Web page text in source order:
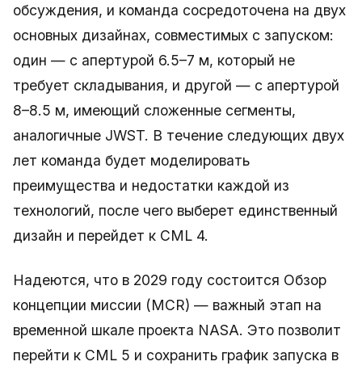
обсуждения, и команда сосредоточена на двух
основных дизайнах, совместимых с запуском:
один — с апертурой 6.5–7 м, который не
требует складывания, и другой — с апертурой
8–8.5 м, имеющий сложенные сегменты,
аналогичные JWST. В течение следующих двух
лет команда будет моделировать
преимущества и недостатки каждой из
технологий, после чего выберет единственный
дизайн и перейдет к CML 4.
Надеются, что в 2029 году состоится Обзор
концепции миссии (MCR) — важный этап на
временной шкале проекта NASA. Это позволит
перейти к CML 5 и сохранить график запуска в